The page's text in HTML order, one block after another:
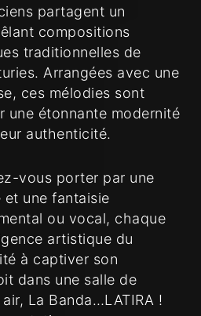
partagent un
compositions
traditionnelles de
Arrangées avec une
ces mélodies sont
une étonnante modernité
authenticité.
vous porter par une
une fantaisie
ou vocal, chaque
artistique du
à captiver son
dans une salle de
La Banda…LATIRA !